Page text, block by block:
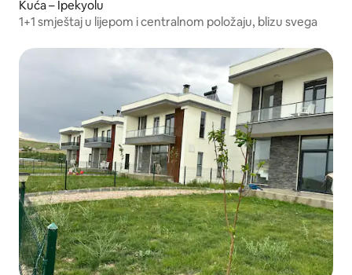
Kuća – İpekyolu
1+1 smještaj u lijepom i centralnom položaju, blizu svega